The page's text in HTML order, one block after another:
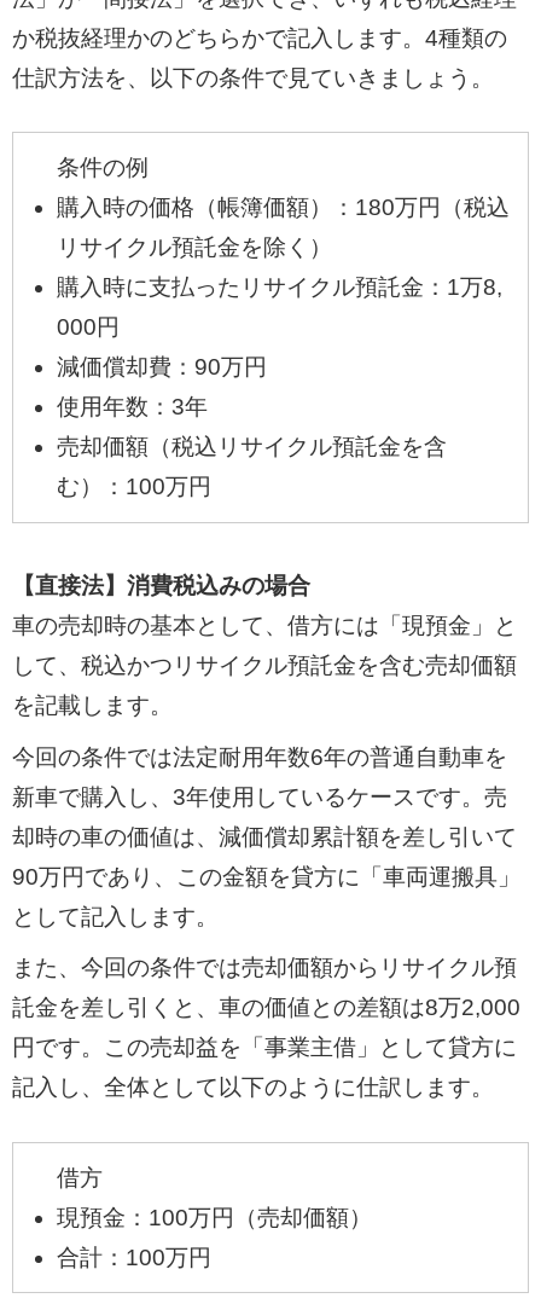
事業用車両でも一般車と同様に通常の買取
業者で売却できます。一括査定サービスを
か税抜経理かのどちらかで記入します。4種類の
仕訳方法を、以下の条件で見ていきましょう。
条件の例
購入時の価格（帳簿価額）：180万円（税込
リサイクル預託金を除く）
購入時に支払ったリサイクル預託金：1万8,
000円
減価償却費：90万円
使用年数：3年
売却価額（税込リサイクル預託金を含
む）：100万円
【直接法】消費税込みの場合
車の売却時の基本として、借方には「現預金」と
して、税込かつリサイクル預託金を含む売却価額
を記載します。
今回の条件では法定耐用年数6年の普通自動車を
新車で購入し、3年使用しているケースです。売
却時の車の価値は、減価償却累計額を差し引いて
90万円であり、この金額を貸方に「車両運搬具」
として記入します。
また、今回の条件では売却価額からリサイクル預
託金を差し引くと、車の価値との差額は8万2,000
円です。この売却益を「事業主借」として貸方に
記入し、全体として以下のように仕訳します。
借方
現預金：100万円（売却価額）
合計：100万円